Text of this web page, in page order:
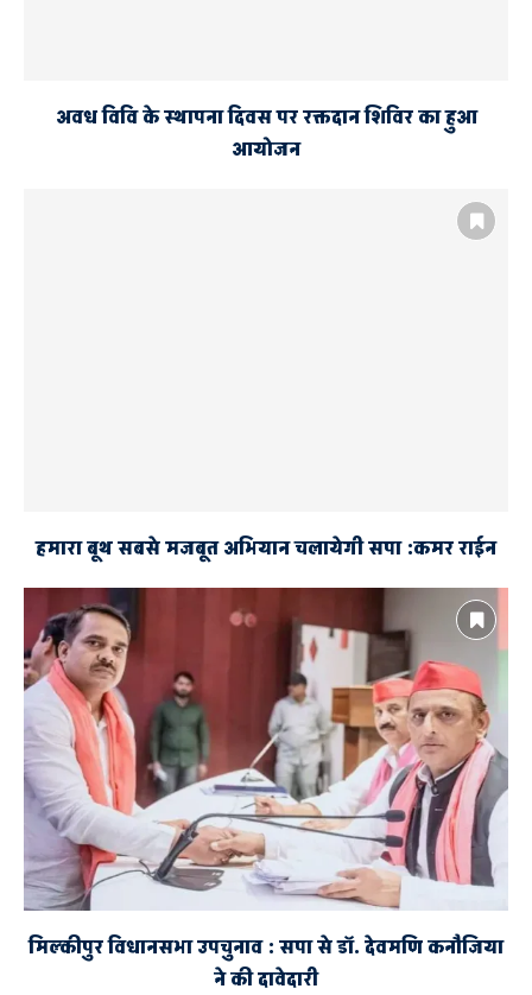
अवध विवि के स्थापना दिवस पर रक्तदान शिविर का हुआ
आयोजन
हमारा बूथ सबसे मजबूत अभियान चलायेगी सपा :कमर राईन
मिल्कीपुर विधानसभा उपचुनाव : सपा से डॉ. देवमणि कनौजिया
ने की दावेदारी